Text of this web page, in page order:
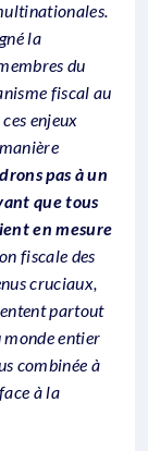
la
du
fiscal au
enjeux
pas à un
que tous
en mesure
fiscale des
cruciaux,
partout
monde entier
combinée à
à la